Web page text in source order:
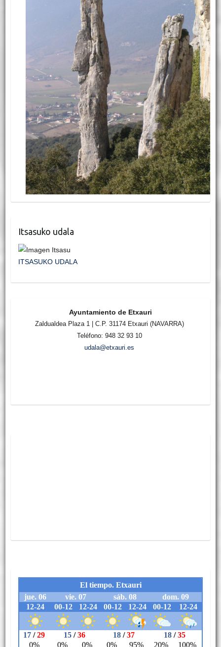
Itsasuko udala
ITSASUKO UDALA
Ayuntamiento de Etxauri
Zaldualdea Plaza 1 | C.P. 31174 Etxauri (NAVARRA)
Teléfono: 948 32 93 10
udala@etxauri.es